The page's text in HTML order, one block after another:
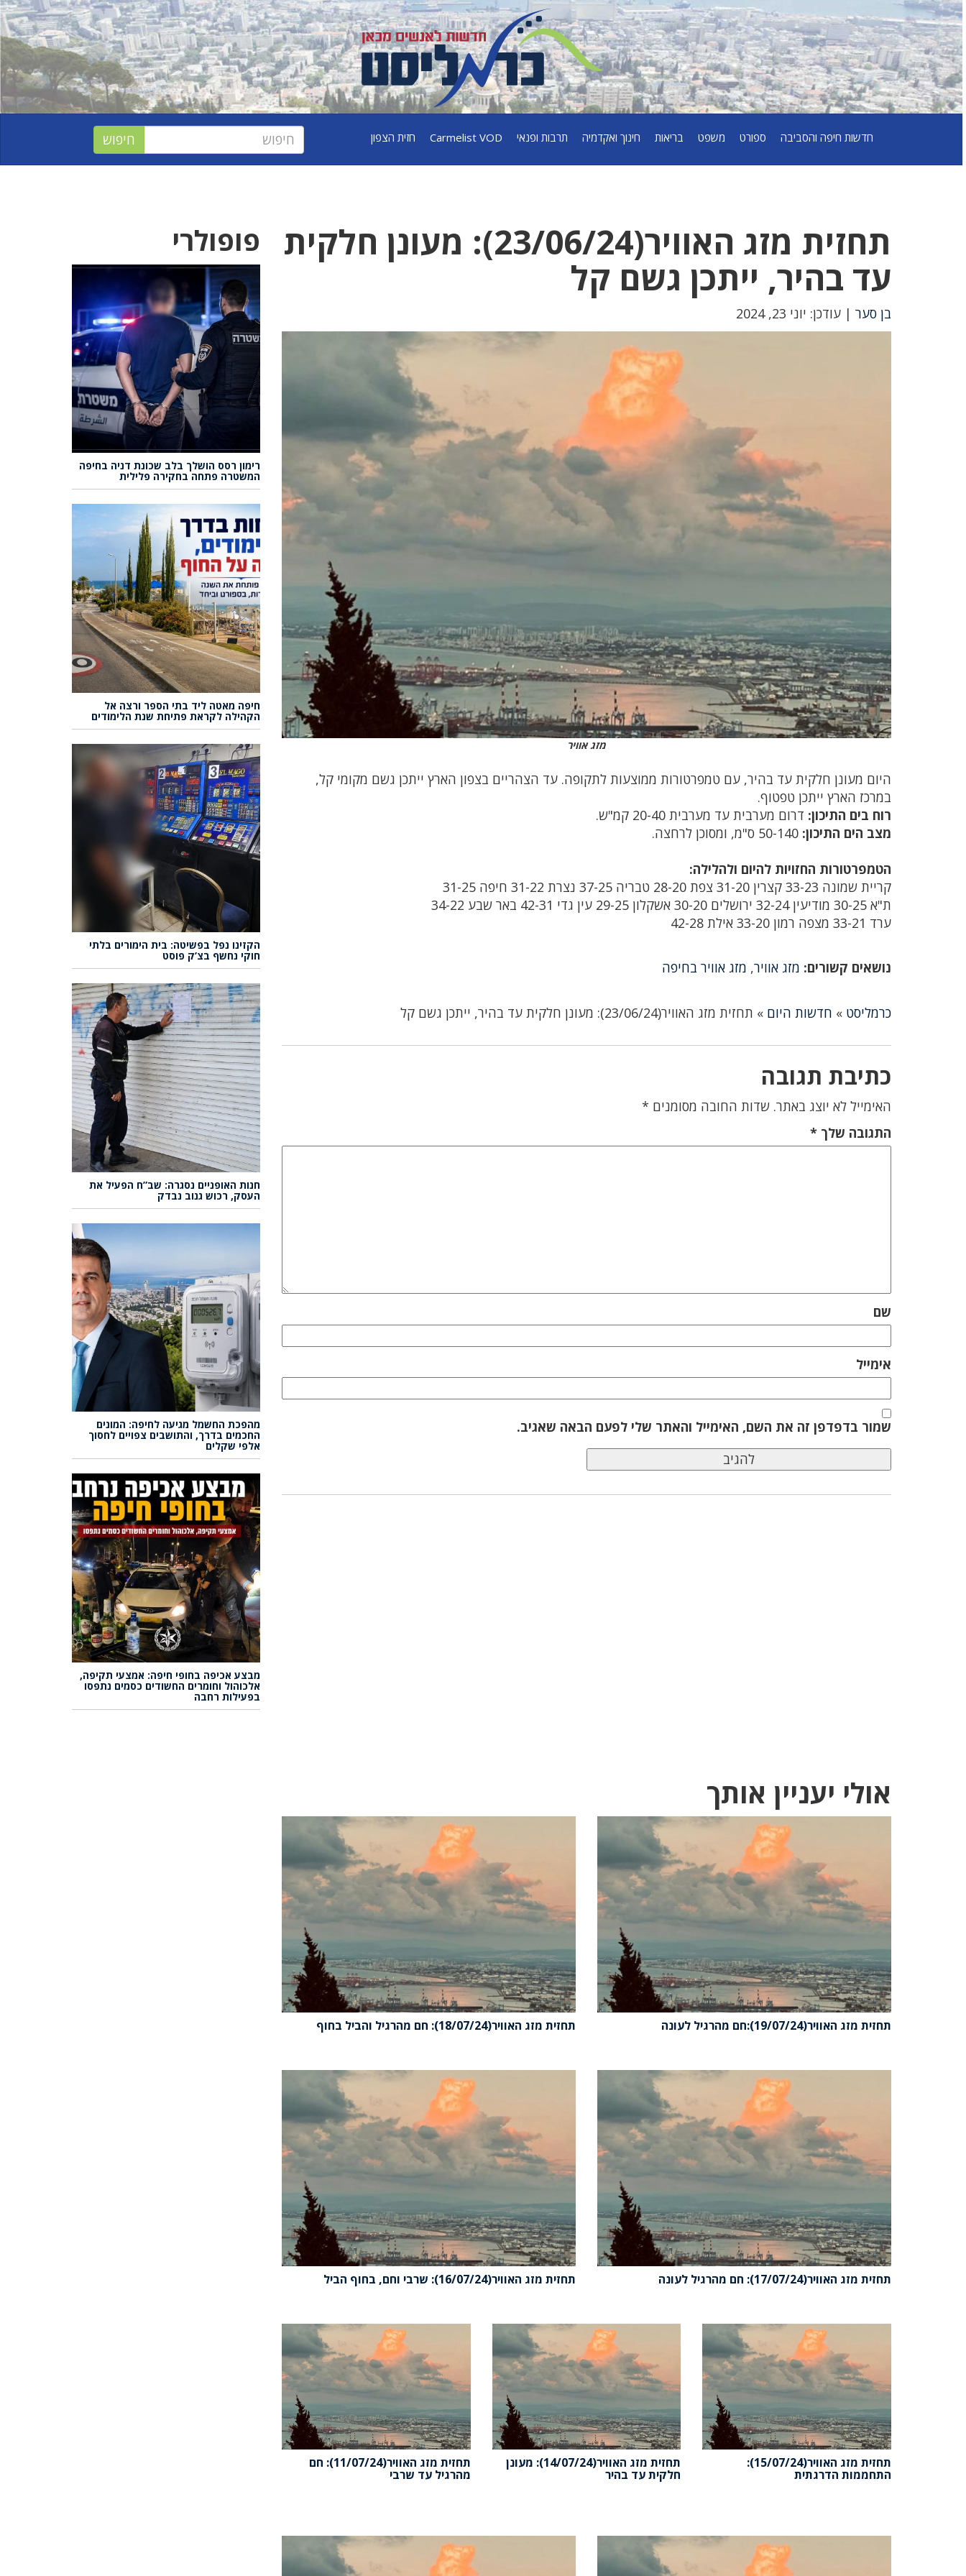
חדשות חיפה והסביבה ספורט משפט בריאות חינוך ואקדמיה תרבות ופנאי Carmelist VOD חזית הצפון
תחזית מזג האוויר(23/06/24): מעונן חלקית
עד בהיר, ייתכן גשם קל
בן סער | עודכן: יוני 23, 2024
מזג אוויר
היום מעונן חלקית עד בהיר, עם טמפרטורות ממוצעות לתקופה. עד הצהריים בצפון הארץ ייתכן גשם מקומי קל,
במרכז הארץ ייתכן טפטוף.
רוח בים התיכון: דרום מערבית עד מערבית 20-40 קמ"ש.
מצב הים התיכון: 50-140 ס"מ, ומסוכן לרחצה.
הטמפרטורות החזויות להיום ולהלילה:
קריית שמונה 33-23 קצרין 31-20 צפת 28-20 טבריה 37-25 נצרת 31-22 חיפה 31-25‏
ת"א 30-25 מודיעין 32-24 ירושלים 30-20 אשקלון 29-25 עין גדי 42-31 באר שבע 34-22 ‏
ערד 33-21 מצפה רמון 33-20 אילת 42-28
נושאים קשורים: מזג אוויר, מזג אוויר בחיפה
כרמליסט » חדשות היום » תחזית מזג האוויר(23/06/24): מעונן חלקית עד בהיר, ייתכן גשם קל
כתיבת תגובה
האימייל לא יוצג באתר. שדות החובה מסומנים *
התגובה שלך*
שם
אימייל
שמור בדפדפן זה את השם, האימייל והאתר שלי לפעם הבאה שאגיב.
פופולרי
רימון רסס הושלך בלב שכונת דניה בחיפה
המשטרה פתחה בחקירה פלילית
חיפה מאטה ליד בתי הספר ורצה אל
הקהילה לקראת פתיחת שנת הלימודים
הקזינו נפל בפשיטה: בית הימורים בלתי
חוקי נחשף בצ’ק פוסט
חנות האופניים נסגרה: שב”ח הפעיל את
העסק, רכוש גנוב נבדק
מהפכת החשמל מגיעה לחיפה: המונים
החכמים בדרך, והתושבים צפויים לחסוך
אלפי שקלים
מבצע אכיפה בחופי חיפה: אמצעי תקיפה,
אלכוהול וחומרים החשודים כסמים נתפסו
בפעילות רחבה
אולי יעניין אותך
תחזית מזג האוויר(19/07/24):חם מהרגיל לעונה תחזית מזג האוויר(18/07/24): חם מהרגיל והביל בחוף
תחזית מזג האוויר(17/07/24): חם מהרגיל לעונה תחזית מזג האוויר(16/07/24): שרבי וחם, בחוף הביל
תחזית מזג האוויר(15/07/24):
התחממות הדרגתית
תחזית מזג האוויר(14/07/24): מעונן
חלקית עד בהיר
תחזית מזג האוויר(11/07/24): חם
מהרגיל עד שרבי